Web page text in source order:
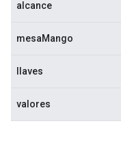
alcance
mesaMango
llaves
valores